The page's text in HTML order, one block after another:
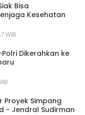
Bisa
Kesehatan
WIB
Dikerahkan ke
Proyek Simpang
- Jendral Sudirman